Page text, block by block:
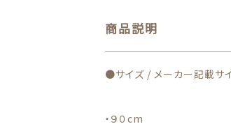
商品説明
●サイズ / メーカー記載サ
・９０cm